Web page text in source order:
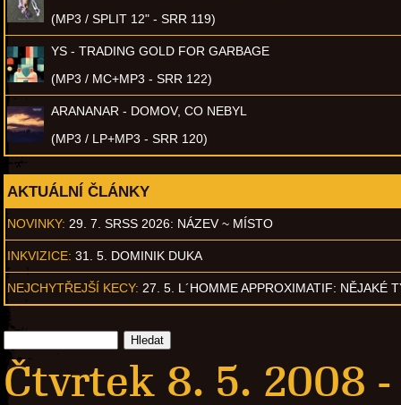
(MP3 / SPLIT 12" - SRR 119)
YS - TRADING GOLD FOR GARBAGE
(MP3 / MC+MP3 - SRR 122)
ARANANAR - DOMOV, CO NEBYL
(MP3 / LP+MP3 - SRR 120)
AKTUÁLNÍ ČLÁNKY
NOVINKY: 29. 7. SRSS 2026: NÁZEV ~ MÍSTO
INKVIZICE: 31. 5. DOMINIK DUKA
NEJCHYTŘEJŠÍ KECY: 27. 5. L´HOMME APPROXIMATIF: NĚJAKÉ
Čtvrtek 8. 5. 2008